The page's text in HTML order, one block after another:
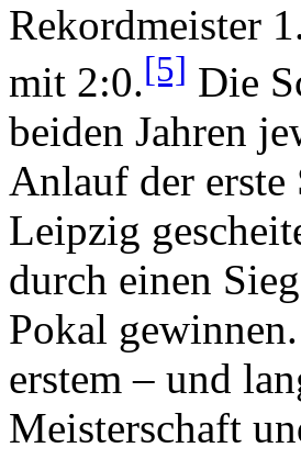
Rekordmeister
mit 2:0.[5] Die
beiden Jahren
Anlauf der
Leipzig
durch einen
Pokal
erstem – und
Meisterschaft